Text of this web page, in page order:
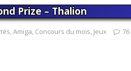
Prize – Thalion
,Amiga, Concours du mois, Jeux 76